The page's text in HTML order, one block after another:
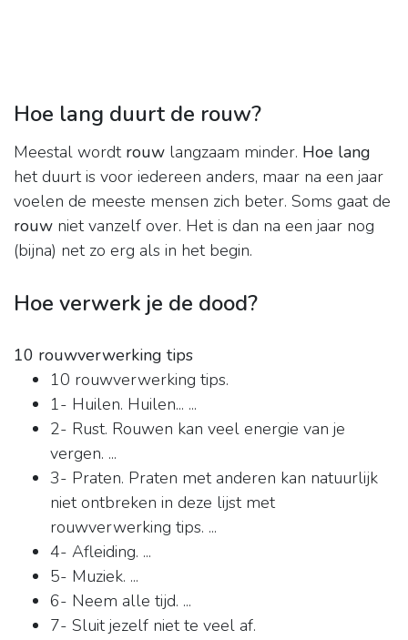
Hoe lang duurt de rouw?
Meestal wordt rouw langzaam minder. Hoe lang
het duurt is voor iedereen anders, maar na een jaar
voelen de meeste mensen zich beter. Soms gaat de
rouw niet vanzelf over. Het is dan na een jaar nog
(bijna) net zo erg als in het begin.
Hoe verwerk je de dood?
10 rouwverwerking tips
10 rouwverwerking tips.
1- Huilen. Huilen... ...
2- Rust. Rouwen kan veel energie van je
vergen. ...
3- Praten. Praten met anderen kan natuurlijk
niet ontbreken in deze lijst met
rouwverwerking tips. ...
4- Afleiding. ...
5- Muziek. ...
6- Neem alle tijd. ...
7- Sluit jezelf niet te veel af.